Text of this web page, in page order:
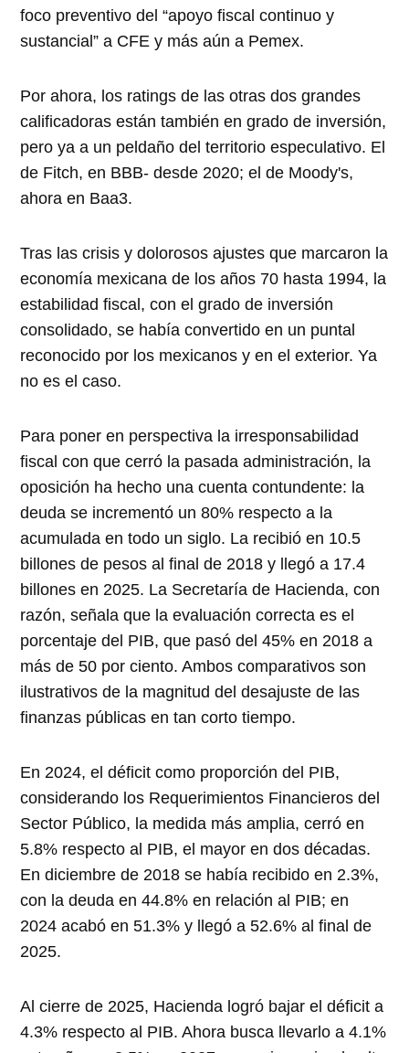
foco preventivo del “apoyo fiscal continuo y
sustancial” a CFE y más aún a Pemex.
Por ahora, los ratings de las otras dos grandes
calificadoras están también en grado de inversión,
pero ya a un peldaño del territorio especulativo. El
de Fitch, en BBB- desde 2020; el de Moody's,
ahora en Baa3.
Tras las crisis y dolorosos ajustes que marcaron la
economía mexicana de los años 70 hasta 1994, la
estabilidad fiscal, con el grado de inversión
consolidado, se había convertido en un puntal
reconocido por los mexicanos y en el exterior. Ya
no es el caso.
Para poner en perspectiva la irresponsabilidad
fiscal con que cerró la pasada administración, la
oposición ha hecho una cuenta contundente: la
deuda se incrementó un 80% respecto a la
acumulada en todo un siglo. La recibió en 10.5
billones de pesos al final de 2018 y llegó a 17.4
billones en 2025. La Secretaría de Hacienda, con
razón, señala que la evaluación correcta es el
porcentaje del PIB, que pasó del 45% en 2018 a
más de 50 por ciento. Ambos comparativos son
ilustrativos de la magnitud del desajuste de las
finanzas públicas en tan corto tiempo.
En 2024, el déficit como proporción del PIB,
considerando los Requerimientos Financieros del
Sector Público, la medida más amplia, cerró en
5.8% respecto al PIB, el mayor en dos décadas.
En diciembre de 2018 se había recibido en 2.3%,
con la deuda en 44.8% en relación al PIB; en
2024 acabó en 51.3% y llegó a 52.6% al final de
2025.
Al cierre de 2025, Hacienda logró bajar el déficit a
4.3% respecto al PIB. Ahora busca llevarlo a 4.1%